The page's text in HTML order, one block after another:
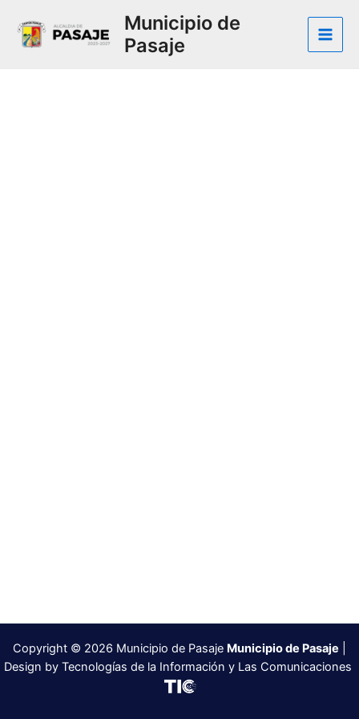
Municipio de
Pasaje
Copyright © 2026 Municipio de Pasaje Municipio de Pasaje
Design by Tecnologías de la Información y Las Comunicaciones